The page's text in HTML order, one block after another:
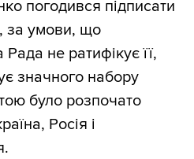
погодився підписати
за умови, що
не ратифікує її,
значного набору
було розпочато
Росія і